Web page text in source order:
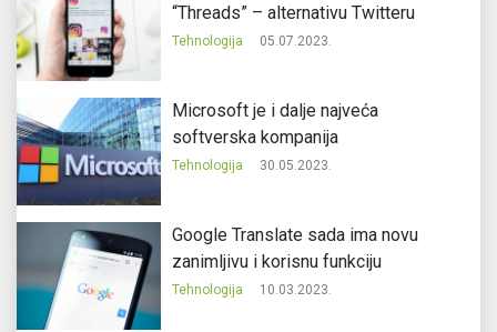
“Threads” – alternativu Twitteru
Tehnologija 05.07.2023.
Microsoft je i dalje najveća
softverska kompanija
Tehnologija 30.05.2023.
Google Translate sada ima novu
zanimljivu i korisnu funkciju
Tehnologija 10.03.2023.